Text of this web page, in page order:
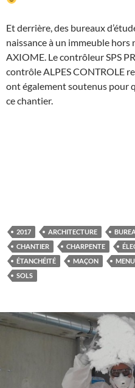
Et derrière, des bureaux
naissance à un immeuble hors
AXIOME. Le contrôleur SPS
contrôle ALPES CONTROLE
ont également soutenus pour
ce chantier.
2017 ARCHITECTURE
CHANTIER
CHARPENTE
ÉTANCHÉITÉ
MAÇON
SOLS